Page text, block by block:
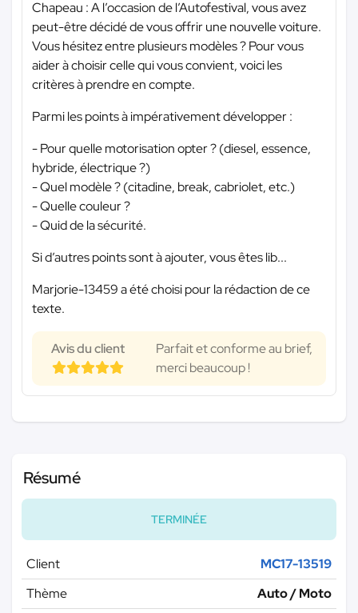
Chapeau : A l’occasion de l’Autofestival, vous avez
peut-être décidé de vous offrir une nouvelle voiture.
Vous hésitez entre plusieurs modèles ? Pour vous
aider à choisir celle qui vous convient, voici les
critères à prendre en compte.
Parmi les points à impérativement développer :
- Pour quelle motorisation opter ? (diesel, essence,
hybride, électrique ?)
- Quel modèle ? (citadine, break, cabriolet, etc.)
- Quelle couleur ?
- Quid de la sécurité.
Si d’autres points sont à ajouter, vous êtes lib...
Marjorie-13459 a été choisi pour la rédaction de ce
texte.
Avis du client
Parfait et conforme au brief,
merci beaucoup !
Résumé
TERMINÉE
Client
MC17-13519
Thème
Auto / Moto